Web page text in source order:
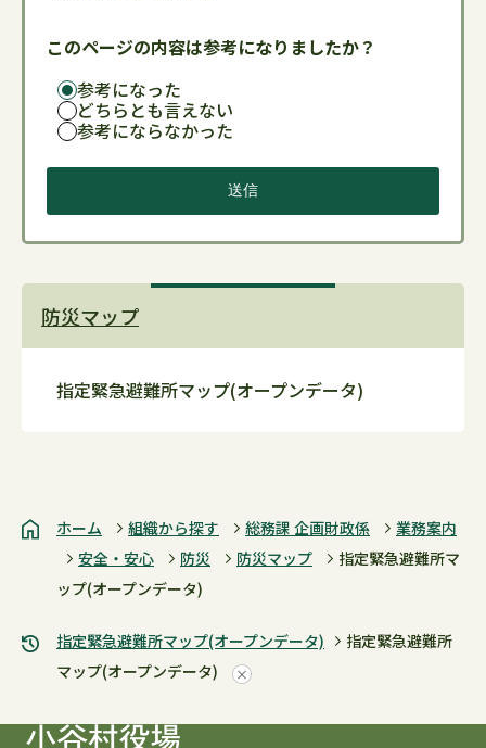
このページの内容は参考になりましたか？
参考になった
どちらとも言えない
参考にならなかった
防災マップ
指定緊急避難所マップ(オープンデータ)
ホーム 組織から探す 総務課 企画財政係
業務案内
安全・安心
防災 防災マップ
指定緊急避難所マ
ップ(オープンデータ)
指定緊急避難所マップ(オープンデータ)
指定緊急避難所
マップ(オープンデータ)